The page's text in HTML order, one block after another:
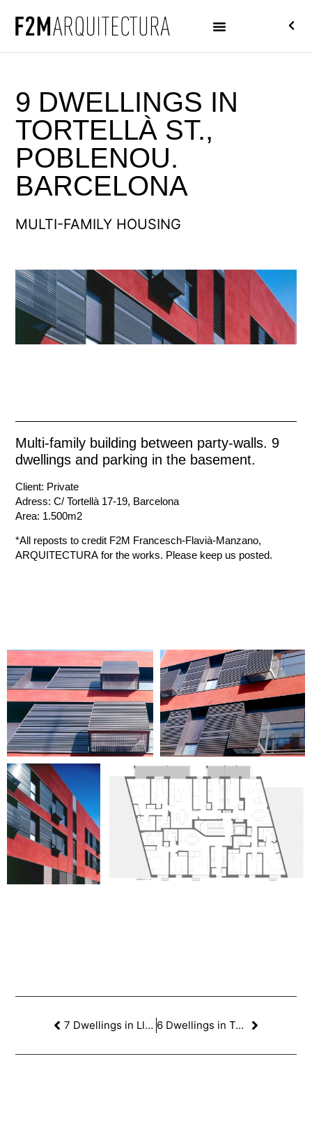
9 DWELLINGS IN
TORTELLÀ ST.,
POBLENOU.
BARCELONA
MULTI-FAMILY HOUSING
Multi-family building between party-walls. 9
dwellings and parking in the basement.
Client: Private
Adress: C/ Tortellà 17-19, Barcelona
Area: 1.500m2
*All reposts to credit F2M Francesch-Flavià-Manzano,
ARQUITECTURA for the works. Please keep us posted.
7 Dwellings in Llatzeret St., Poblenou. Barcelona 6 Dwellings in Tortellà St., Barcelona